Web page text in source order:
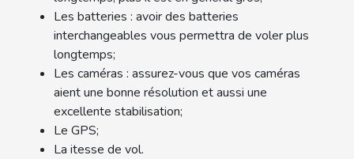
Les batteries : avoir des batteries
interchangeables vous permettra de voler plus
longtemps;
Les caméras : assurez-vous que vos caméras
aient une bonne résolution et aussi une
excellente stabilisation;
Le GPS;
La itesse de vol.